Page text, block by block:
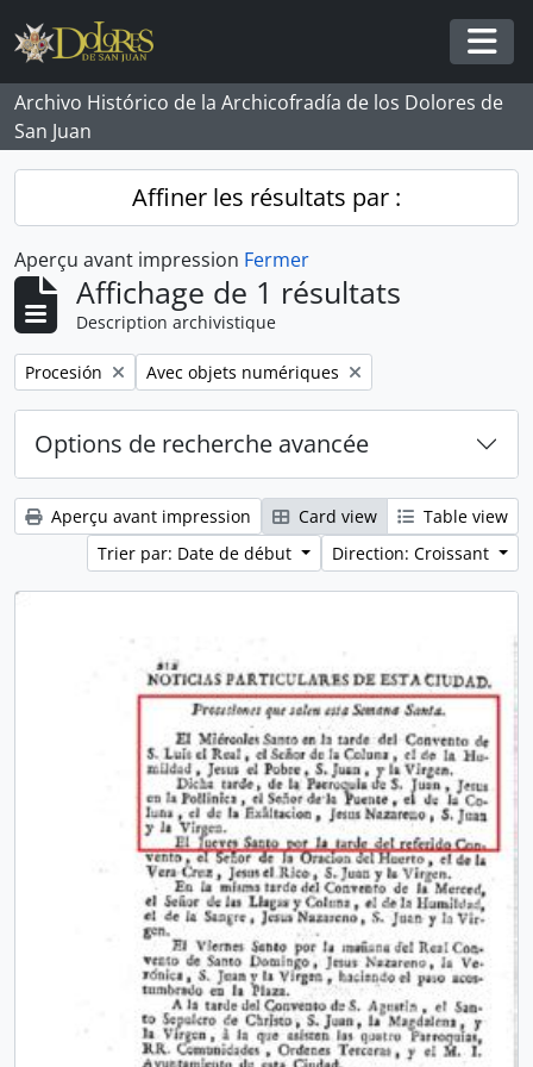
Skip to main content
Archivo Histórico de la Archicofradía de los Dolores de
San Juan
Affiner les résultats par :
Aperçu avant impression Fermer
Affichage de 1 résultats
Description archivistique
Remove filter:
Procesión Remove filter:
Avec objets numériques
Options de recherche avancée
Aperçu avant impression Card view
Table view
Trier par: Date de début
Direction: Croissant